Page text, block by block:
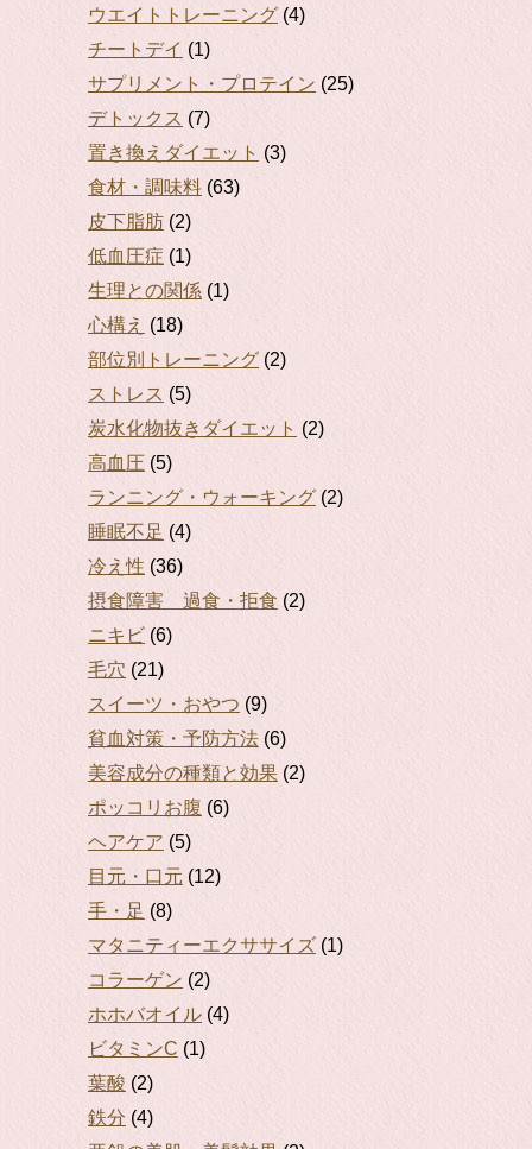
ウエイトトレーニング (4)
チートデイ (1)
サプリメント・プロテイン (25)
デトックス (7)
置き換えダイエット (3)
食材・調味料 (63)
皮下脂肪 (2)
低血圧症 (1)
生理との関係 (1)
心構え (18)
部位別トレーニング (2)
ストレス (5)
炭水化物抜きダイエット (2)
高血圧 (5)
ランニング・ウォーキング (2)
睡眠不足 (4)
冷え性 (36)
摂食障害 過食・拒食 (2)
ニキビ (6)
毛穴 (21)
スイーツ・おやつ (9)
貧血対策・予防方法 (6)
美容成分の種類と効果 (2)
ポッコリお腹 (6)
ヘアケア (5)
目元・口元 (12)
手・足 (8)
マタニティーエクササイズ (1)
コラーゲン (2)
ホホバオイル (4)
ビタミンC (1)
葉酸 (2)
鉄分 (4)